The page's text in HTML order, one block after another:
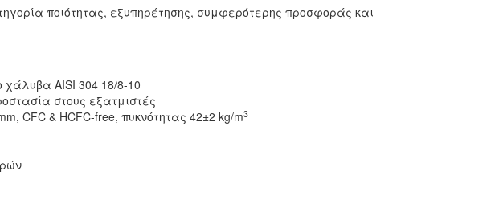
ποιότητας, εξυπηρέτησης, συμφερότερης προσφοράς και
AISI 304 18/8-10
στους εξατμιστές
CFC & HCFC-free, πυκνότητας 42±2 kg/m3